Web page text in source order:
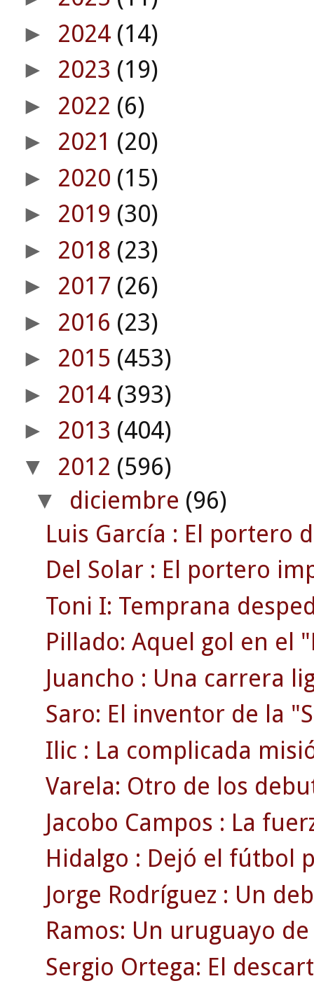
► 2024 (14)
► 2023 (19)
► 2022 (6)
► 2021 (20)
► 2020 (15)
► 2019 (30)
► 2018 (23)
► 2017 (26)
► 2016 (23)
► 2015 (453)
► 2014 (393)
► 2013 (404)
▼ 2012 (596)
▼ diciembre (96)
Luis García : El portero
Del Solar : El portero
Toni I: Temprana
Pillado: Aquel gol en el
Juancho : Una carrera
Saro: El inventor de la
Ilic : La complicada
Varela: Otro de los
Jacobo Campos : La
Hidalgo : Dejó el fútbol
Jorge Rodríguez : Un
Ramos: Un uruguayo
Sergio Ortega: El